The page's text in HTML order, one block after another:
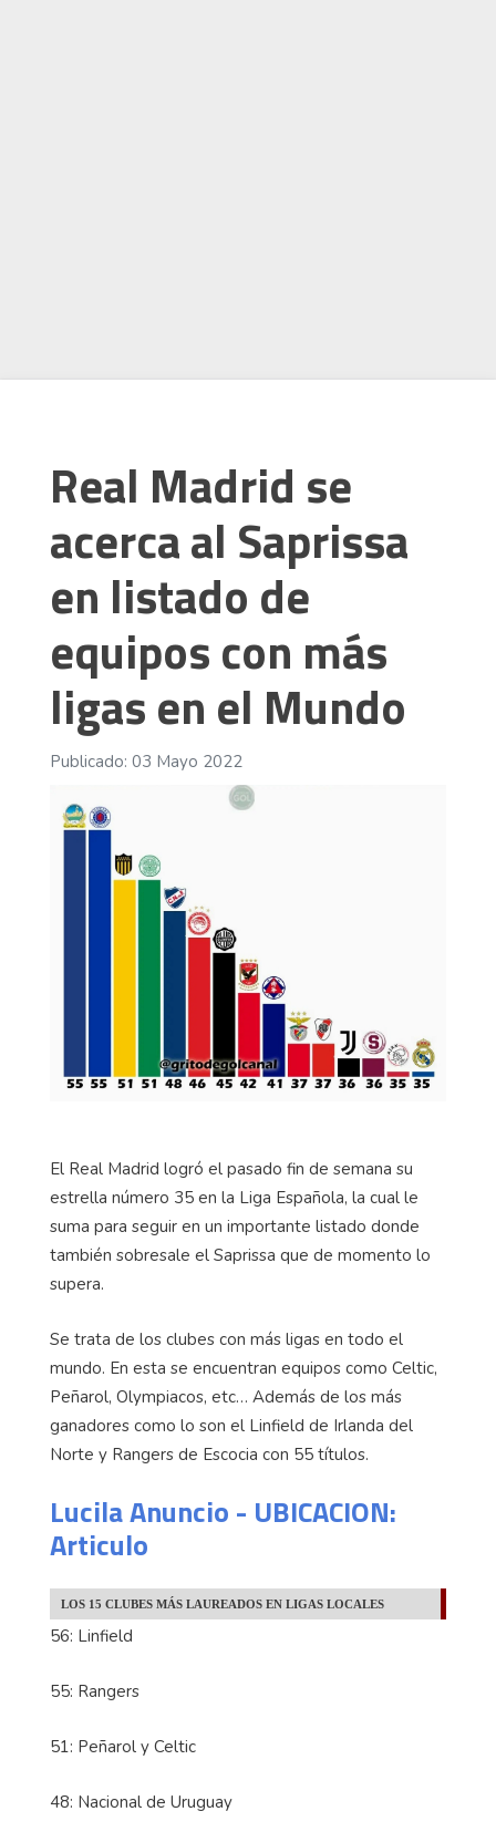
Real Madrid se
acerca al Saprissa
en listado de
equipos con más
ligas en el Mundo
Publicado: 03 Mayo 2022
El Real Madrid logró el pasado fin de semana su
estrella número 35 en la Liga Española, la cual le
suma para seguir en un importante listado donde
también sobresale el Saprissa que de momento lo
supera.
Se trata de los clubes con más ligas en todo el
mundo. En esta se encuentran equipos como Celtic,
Peñarol, Olympiacos, etc… Además de los más
ganadores como lo son el Linfield de Irlanda del
Norte y Rangers de Escocia con 55 títulos.
Lucila Anuncio - UBICACION:
Articulo
LOS 15 CLUBES MÁS LAUREADOS EN LIGAS LOCALES
56: Linfield
55: Rangers
51: Peñarol y Celtic
48: Nacional de Uruguay